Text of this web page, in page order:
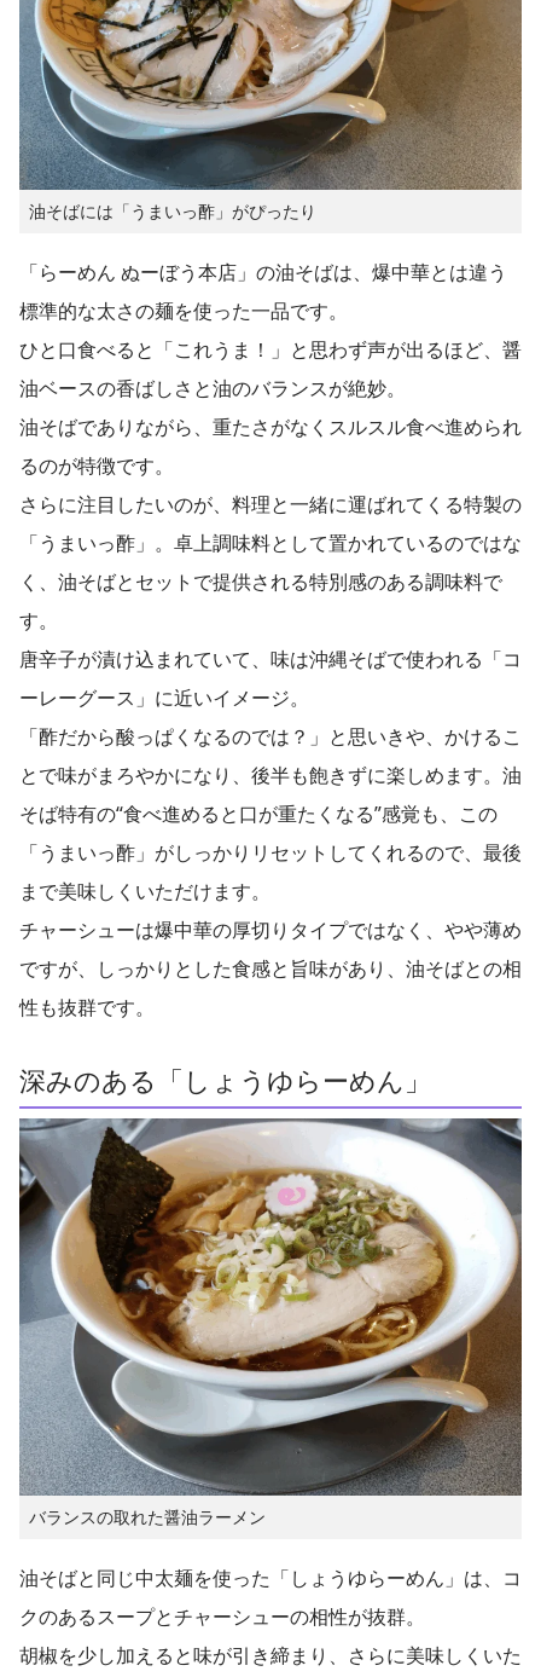
油そばには「うまいっ酢」がぴったり
「らーめん ぬーぼう本店」の油そばは、爆中華とは違う
標準的な太さの麺を使った一品です。
ひと口食べると「これうま！」と思わず声が出るほど、醤
油ベースの香ばしさと油のバランスが絶妙。
油そばでありながら、重たさがなくスルスル食べ進められ
るのが特徴です。
さらに注目したいのが、料理と一緒に運ばれてくる特製の
「うまいっ酢」。卓上調味料として置かれているのではな
く、油そばとセットで提供される特別感のある調味料で
す。
唐辛子が漬け込まれていて、味は沖縄そばで使われる「コ
ーレーグース」に近いイメージ。
「酢だから酸っぱくなるのでは？」と思いきや、かけるこ
とで味がまろやかになり、後半も飽きずに楽しめます。油
そば特有の“食べ進めると口が重たくなる”感覚も、この
「うまいっ酢」がしっかりリセットしてくれるので、最後
まで美味しくいただけます。
チャーシューは爆中華の厚切りタイプではなく、やや薄め
ですが、しっかりとした食感と旨味があり、油そばとの相
性も抜群です。
深みのある「しょうゆらーめん」
バランスの取れた醤油ラーメン
油そばと同じ中太麺を使った「しょうゆらーめん」は、コ
クのあるスープとチャーシューの相性が抜群。
胡椒を少し加えると味が引き締まり、さらに美味しくいた